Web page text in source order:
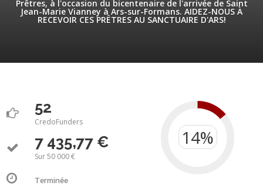
Prêtres, à l'occasion du bicentenaire de l'arrivée de Saint
Jean-Marie Vianney à Ars-sur-Formans. AIDEZ-NOUS À
RECEVOIR CES PRÊTRES AU SANCTUAIRE D'ARS!
52
CredoFunders
7 435,77 €
Sur 50 000 €
Terminée